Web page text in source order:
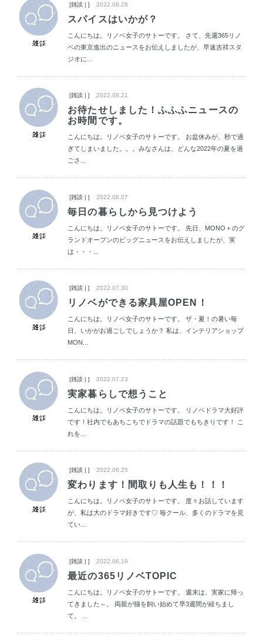
[雑談 | ] 2022.08.28
スパイスはいかが？
こんにちは。リノベ女子のサトーです。 さて、先週365リノ
ベの東京進出のニュースをお伝えしましたが、早速吉祥スタ
ジオに...
[雑談 | ] 2022.08.21
お待たせしました！ふふふニュースの
お時間です。
こんにちは。リノベ女子のサトーです。 お盆休みが、秒で過
ぎてしまいました。。。みなさんは、どんな2022年の夏を過
ごさ...
[雑談 | ] 2022.08.07
毎日の暮らしから見つけよう
こんにちは。リノベ女子のサトーです。 先日、MONO＋のグ
ランドオープンのビッグニュースをお伝えしましたが、実
は・・・...
[雑談 | ] 2022.07.30
リノベができる家具屋OPEN！
こんにちは。リノベ女子のサトーです。 ザ・夏！の暑い毎
日、いかがお過ごしでしょうか？ 私は、インテリアショップ
MON...
[雑談 | ] 2022.07.23
実家暮らしで想うこと
こんにちは。リノベ女子のサトーです。 リノベドラマ大好評
です！社内でもあちこちでドラマの話題でもちきりです！ こ
れを...
[雑談 | ] 2022.06.25
変わります！間取りも人生も！！！
こんにちは。リノベ女子のサトーです。 度々お話しています
が、私は大のドラマ好きです♡ 毎クール、多くのドラマを見
てい...
[雑談 | ] 2022.06.19
最近の365リノベTOPIC
こんにちは。リノベ女子のサトーです。 週末は、実家に帰っ
てきました～。 両親が猫を飼い始めて早3週間が経ちまし
て。 ...